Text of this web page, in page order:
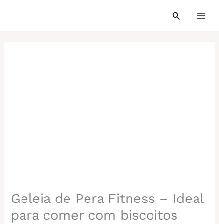
Geleia de Pera Fitness – Ideal
para comer com biscoitos